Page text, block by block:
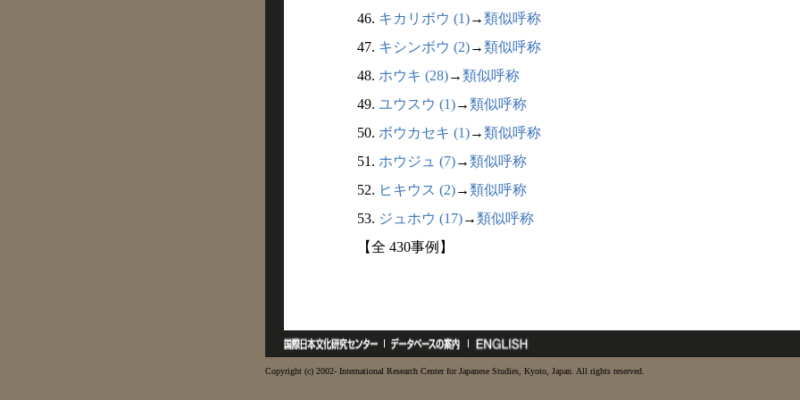
46. キカリボウ (1)→類似呼称
47. キシンボウ (2)→類似呼称
48. ホウキ (28)→類似呼称
49. ユウスウ (1)→類似呼称
50. ボウカセキ (1)→類似呼称
51. ホウジュ (7)→類似呼称
52. ヒキウス (2)→類似呼称
53. ジュホウ (17)→類似呼称
【全 430事例】
Copyright (c) 2002- International Research Center for Japanese Studies, Kyoto, Japan. All rights reserved.